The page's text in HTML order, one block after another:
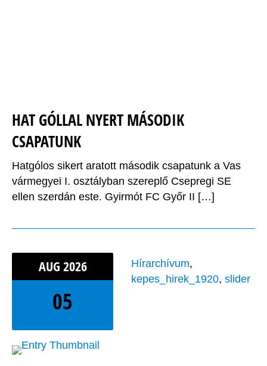
HAT GÓLLAL NYERT MÁSODIK
CSAPATUNK
Hatgólos sikert aratott második csapatunk a Vas
vármegyei I. osztályban szereplő Csepregi SE
ellen szerdán este. Gyirmót FC Győr II […]
AUG 2026
05
Hírarchívum,
kepes_hirek_1920, slider